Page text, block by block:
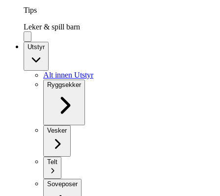
Tips
Leker & spill barn
Utstyr
Alt innen Utstyr
Ryggsekker
Vesker
Telt
Soveposer